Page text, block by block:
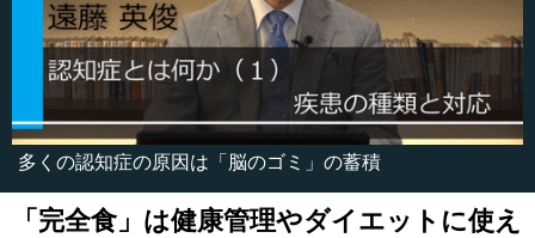
多くの認知症の原因は「脳のゴミ」の蓄積
「完全食」は健康管理やダイエットに使え